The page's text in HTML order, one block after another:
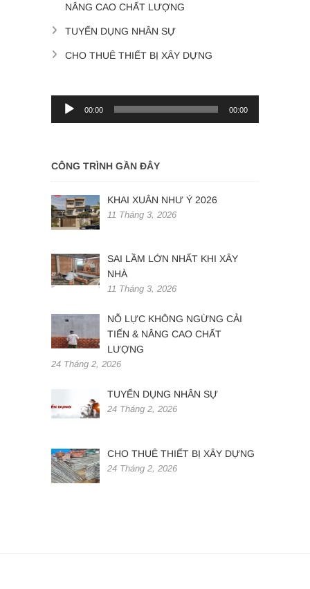
NÂNG CAO CHẤT LƯỢNG
TUYỂN DỤNG NHÂN SỰ
CHO THUÊ THIẾT BỊ XÂY DỰNG
Trình
phát
00:00 00:00
CÔNG TRÌNH GẦN ĐÂY
KHAI XUÂN NHƯ Ý 2026
11 Tháng 3, 2026
SAI LẦM LỚN NHẤT KHI XÂY
NHÀ
11 Tháng 3, 2026
NỖ LỰC KHÔNG NGỪNG CẢI
TIẾN & NÂNG CAO CHẤT
LƯỢNG
24 Tháng 2, 2026
TUYỂN DỤNG NHÂN SỰ
24 Tháng 2, 2026
CHO THUÊ THIẾT BỊ XÂY DỰNG
24 Tháng 2, 2026